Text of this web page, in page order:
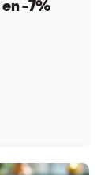
-7%